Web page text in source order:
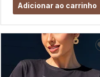
Adicionar ao carrinho